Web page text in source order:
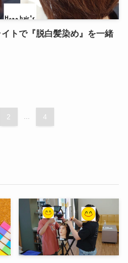
トで『脱白髪染め』を一緒
2 4